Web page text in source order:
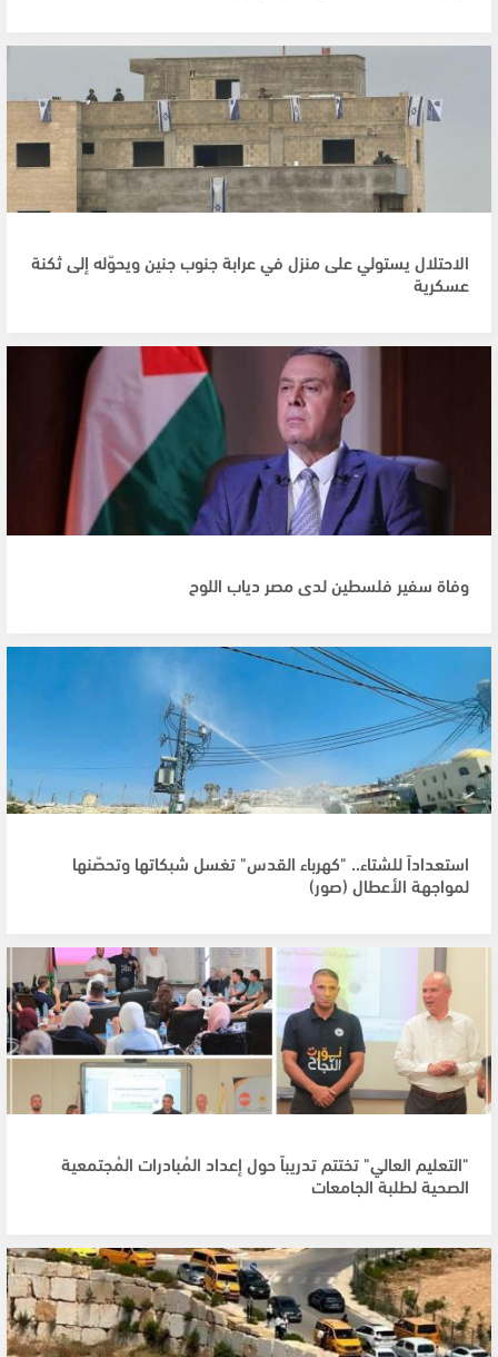
الاحتلال يستولي على منزل في عرابة جنوب جنين ويحوّله إلى ثكنة
عسكرية
وفاة سفير فلسطين لدى مصر دياب اللوح
استعداداً للشتاء.. "كهرباء القدس" تغسل شبكاتها وتحصّنها
لمواجهة الأعطال (صور)
"التعليم العالي" تختتم تدريباً حول إعداد المُبادرات المُجتمعية
الصحية لطلبة الجامعات